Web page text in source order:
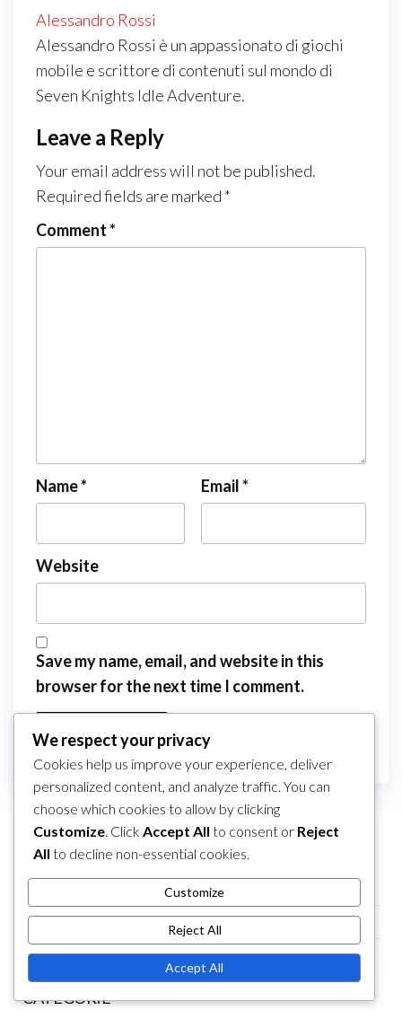
Alessandro Rossi
Alessandro Rossi è un appassionato di giochi
mobile e scrittore di contenuti sul mondo di
Seven Knights Idle Adventure.
Leave a Reply
Your email address will not be published.
Required fields are marked *
Comment*
Name* Email*
Website
Save my name, email, and website in this
browser for the next time I comment.
LINK
Contattaci
Contenuto
CATEGORIE
We respect your privacy
Cookies help us improve your experience, deliver
personalized content, and analyze traffic. You can
choose which cookies to allow by clicking
Customize. Click Accept All to consent or Reject
All to decline non-essential cookies.
Customize
Reject All
Accept All